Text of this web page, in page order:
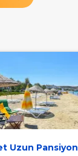
Uzun Pansiyon